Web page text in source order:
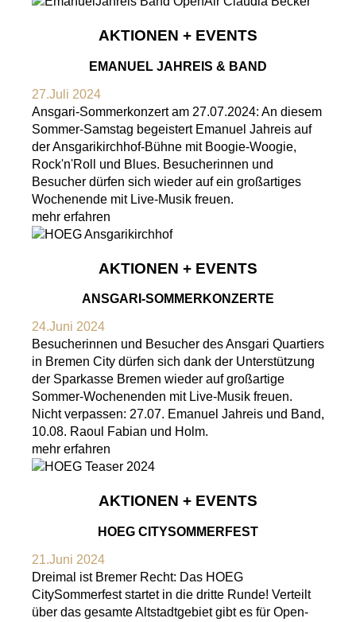
AKTIONEN + EVENTS
EMANUEL JAHREIS & BAND
27.Juli 2024
Ansgari-Sommerkonzert am 27.07.2024: An diesem
Sommer-Samstag begeistert Emanuel Jahreis auf
der Ansgarikirchhof-Bühne mit Boogie-Woogie,
Rock'n'Roll und Blues. Besucherinnen und
Besucher dürfen sich wieder auf ein großartiges
Wochenende mit Live-Musik freuen.
mehr erfahren
AKTIONEN + EVENTS
ANSGARI-SOMMERKONZERTE
24.Juni 2024
Besucherinnen und Besucher des Ansgari Quartiers
in Bremen City dürfen sich dank der Unterstützung
der Sparkasse Bremen wieder auf großartige
Sommer-Wochenenden mit Live-Musik freuen.
Nicht verpassen: 27.07. Emanuel Jahreis und Band,
10.08. Raoul Fabian und Holm.
mehr erfahren
AKTIONEN + EVENTS
HOEG CITYSOMMERFEST
21.Juni 2024
Dreimal ist Bremer Recht: Das HOEG
CitySommerfest startet in die dritte Runde! Verteilt
über das gesamte Altstadtgebiet gibt es für Open-